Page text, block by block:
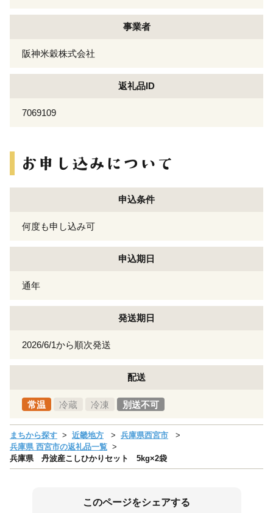
事業者
阪神米穀株式会社
返礼品ID
7069109
申込条件
何度も申し込み可
申込期日
通年
発送期日
2026/6/1から順次発送
配送
常温 冷蔵 冷凍 別送不可
まちから探す 近畿地方
兵庫県西宮市
兵庫県 西宮市の返礼品一覧
兵庫県 丹波産こしひかりセット 5kg×2袋
このページをシェアする